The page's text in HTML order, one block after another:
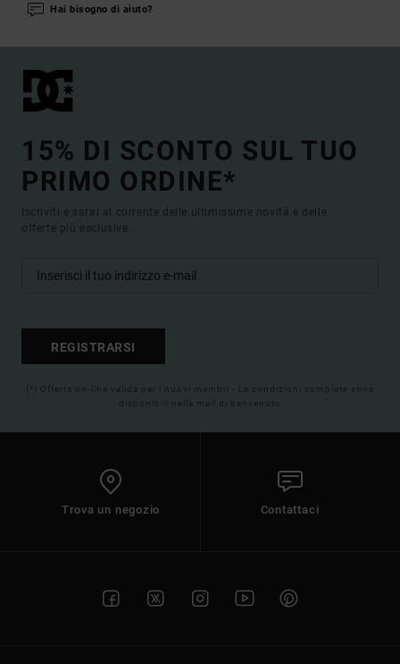
Hai bisogno di aiuto?
15% DI SCONTO SUL TUO
PRIMO ORDINE*
Iscriviti e sarai al corrente delle ultimissime novità e delle
offerte più esclusive.
REGISTRARSI
(*) Offerta on-line valida per i nuovi membri - Le condizioni complete sono
disponibili nella mail di benvenuto
Trova un negozio Contattaci